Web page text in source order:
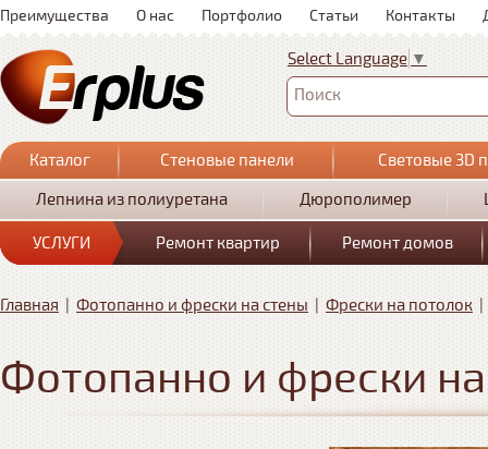
Преимущества О нас Портфолио Статьи Контакты
Select Language ▼
Поиск
Каталог Стеновые панели
Световые 3D
Лепнина из полиуретана
Дюрополимер
УСЛУГИ Ремонт квартир Ремонт домов
Главная | Фотопанно и фрески на стены | Фрески на потолок
Фотопанно и фрески